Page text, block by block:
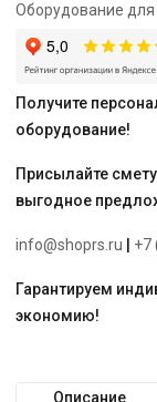
L=500
мм)
Оборудование для
Получите
оборудование!
Присылайте
выгодное
info@shoprs.ru +7
Гарантируем
экономию!
Описание